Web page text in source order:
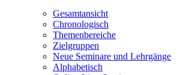
Gesamtansicht
Chronologisch
Themenbereiche
Zielgruppen
Neue Seminare und Lehrgänge
Alphabetisch